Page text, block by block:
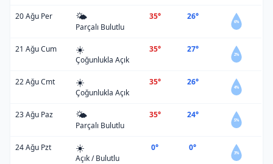
20 Ağu Per 🌤️
Parçalı Bulutlu
35° 26°
6%
21 Ağu Cum ☀️
Çoğunlukla Açık
35° 27°
2%
22 Ağu Cmt ☀️
Çoğunlukla Açık
35° 26°
4%
23 Ağu Paz 🌤️
Parçalı Bulutlu
35° 24°
5%
24 Ağu Pzt ☀️
Açık / Bulutlu
0° 0°
3%